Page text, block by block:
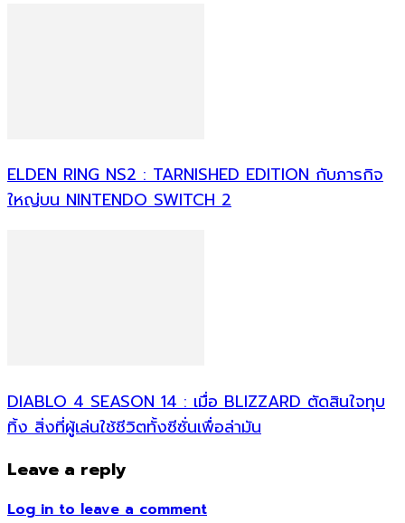
ELDEN RING NS2 : TARNISHED EDITION กับภารกิจ
ใหญ่บน NINTENDO SWITCH 2
DIABLO 4 SEASON 14 : เมื่อ BLIZZARD ตัดสินใจทุบ
ทิ้ง สิ่งที่ผู้เล่นใช้ชีวิตทั้งซีซั่นเพื่อล่ามัน
Leave a reply
Log in to leave a comment